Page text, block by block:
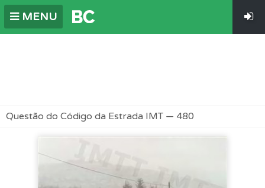
MENU
Questão do Código da Estrada IMT — 480